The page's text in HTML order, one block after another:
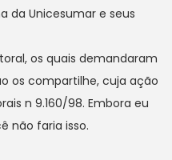
da Unicesumar e seus
os quais demandaram
os compartilhe, cuja ação
n 9.160/98. Embora eu
não faria isso.